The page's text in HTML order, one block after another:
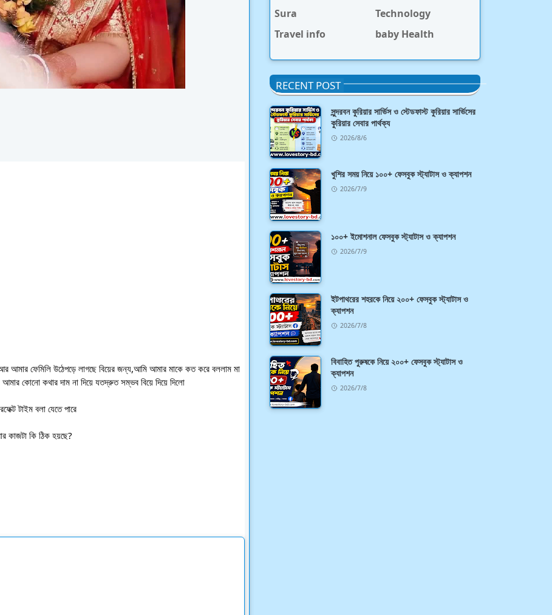
ফেমিলি উঠেপড়ে লাগছে বিয়ের জন্য,আমি আমার মাকে কত করে বললাম মা
আমার কোনো কথার দাম না দিয়ে যতদ্রুত সম্ভব বিয়ে দিয়ে দিলো
টাইম বলা যেতে পারে
কাজটা কি ঠিক হয়ছে?
Sura
Technology
Travel info
baby Health
RECENT POST
সুন্দরবন কুরিয়ার সার্ভিস ও স্টেডফাস্ট কুরিয়ার সার্ভিসের
কুরিয়ার সেবার পার্থক্য
2026/8/6
খুশির সময় নিয়ে ১০০+ ফেসবুক স্ট্যাটাস ও ক্যাপশন
2026/7/9
১০০+ ইমোশনাল ফেসবুক স্ট্যাটাস ও ক্যাপশন
2026/7/9
ইটপাথরের শহরকে নিয়ে ২০০+ ফেসবুক স্ট্যাটাস ও
ক্যাপশন
2026/7/8
বিবাহিত পুরুষকে নিয়ে ২০০+ ফেসবুক স্ট্যাটাস ও
ক্যাপশন
2026/7/8